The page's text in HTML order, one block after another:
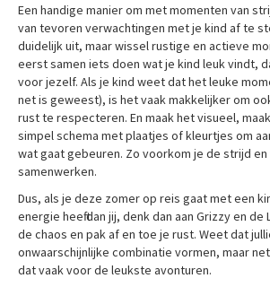
Een handige manier om met momenten van
van tevoren verwachtingen met je kind af te
duidelijk uit, maar wissel rustige en actieve
eerst samen iets doen wat je kind leuk vindt,
voor jezelf. Als je kind weet dat het leuke
net is geweest), is het vaak makkelijker om
rust te respecteren. En maak het visueel,
simpel schema met plaatjes of kleurtjes om
wat gaat gebeuren. Zo voorkom je de strijd
samenwerken.
Dus, als je deze zomer op reis gaat met een
energie heeft dan jij, denk dan aan Grizzy en de
de chaos en pak af en toe je rust. Weet dat
onwaarschijnlijke combinatie vormen, maar
dat vaak voor de leukste avonturen.